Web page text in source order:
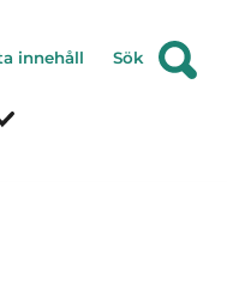
innehåll Sök